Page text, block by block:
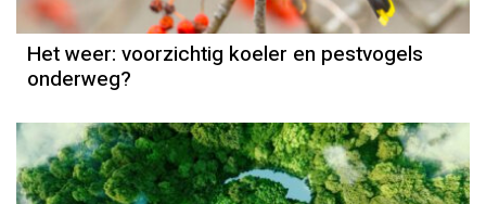
Het weer: voorzichtig koeler en pestvogels
onderweg?